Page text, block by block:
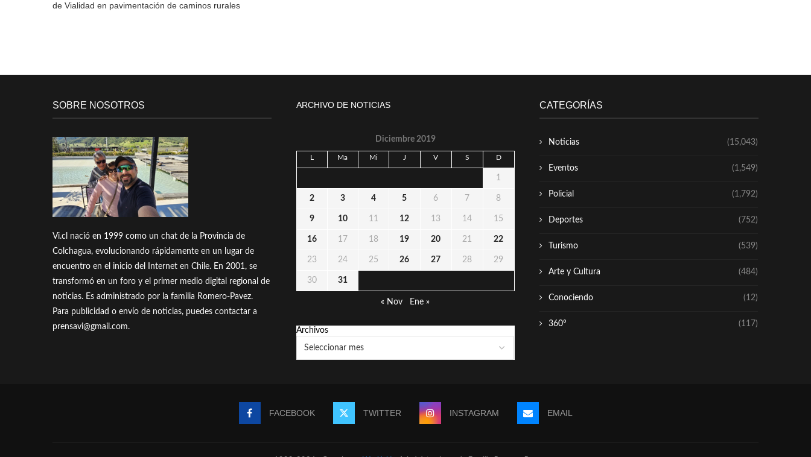
de Vialidad en pavimentación de caminos rurales
SOBRE NOSOTROS
Vi.cl nació en 1999 como un chat de la Provincia de
Colchagua, evolucionando rápidamente en un lugar de
encuentro en el inicio del Internet en Chile. En 2001, se
transformó en un foro y el primer medio digital regional de
noticias. Es administrado por la familia Romero-Pavez.
Para publicidad o envío de noticias, puedes contactar a
prensavi@gmail.com.
ARCHIVO DE NOTICIAS
Diciembre 2019
L Ma Mi J V S D
1
2 3 4 5 6 7 8
9 10 11 12 13 14 15
16 17 18 19 20 21 22
23 24 25 26 27 28 29
30 31
« Nov Ene »
Archivos
CATEGORÍAS
Noticias (15,043)
Eventos (1,549)
Policial (1,792)
Deportes (752)
Turismo (539)
Arte y Cultura (484)
Conociendo (12)
360º (117)
FACEBOOK TWITTER INSTAGRAM EMAIL